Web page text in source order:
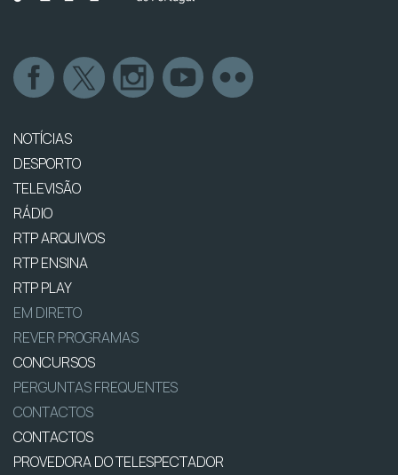
NOTÍCIAS
DESPORTO
TELEVISÃO
RÁDIO
RTP ARQUIVOS
RTP ENSINA
RTP PLAY
EM DIRETO
REVER PROGRAMAS
CONCURSOS
PERGUNTAS FREQUENTES
CONTACTOS
CONTACTOS
PROVEDORA DO TELESPECTADOR